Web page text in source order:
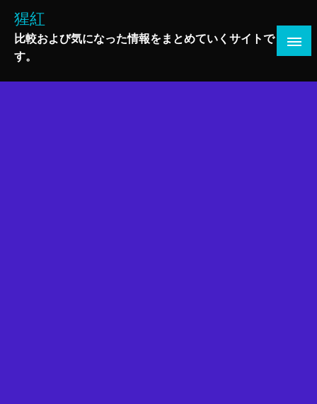
ツ
猩紅
比較および気になった情報をまとめていくサイトで
す。